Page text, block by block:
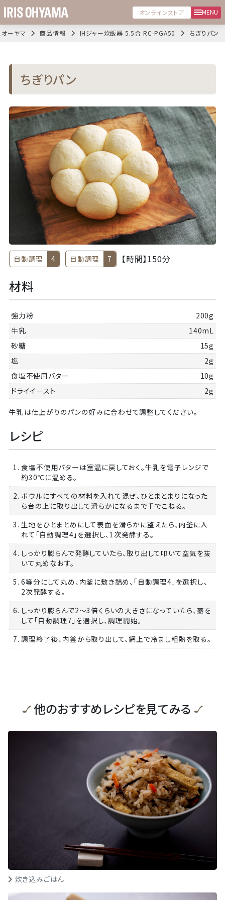
オンラインストア MENU
ーヤマ 商品情報 IHジャー炊飯器 5.5合 RC-PGA50 ちぎりパン
ちぎりパン
自動調理 4 自動調理 7 【時間】150分
材料
強力粉
200g
牛乳
140mL
砂糖
15g
塩
2g
食塩不使用バター
10g
ドライイースト
2g
牛乳は仕上がりのパンの好みに合わせて調整してください。
レシピ
1. 食塩不使用バターは室温に戻しておく。牛乳を電子レンジで
約30℃に温める。
2. ボウルにすべての材料を入れて混ぜ、ひとまとまりになった
ら台の上に取り出して滑らかになるまで手でこねる。
3. 生地をひとまとめにして表面を滑らかに整えたら、内釜に入
れて「自動調理4」を選択し、1次発酵する。
4. しっかり膨らんで発酵していたら、取り出して叩いて空気を抜
いて丸めなおす。
5. 6等分にして丸め、内釜に敷き詰め、「自動調理4」を選択し、
2次発酵する。
6. しっかり膨らんで2～3倍くらいの大きさになっていたら、蓋を
して「自動調理7」を選択し、調理開始。
7. 調理終了後、内釜から取り出して、網上で冷まし粗熱を取る。
他のおすすめレシピを見てみる
炊き込みごはん